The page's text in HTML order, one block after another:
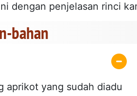
dengan penjelasan rinci
bahan
aprikot yang sudah diadu